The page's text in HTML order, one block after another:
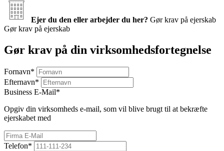
Ejer du den eller arbejder du her? Gør krav på ejerskab
Gør krav på ejerskab
Gør krav på din virksomhedsfortegnelse
Fornavn*
Efternavn*
Business E-Mail*
Opgiv din virksomheds e-mail, som vil blive brugt til at bekræfte
ejerskabet med
Telefon*